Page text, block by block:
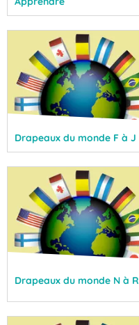
Drapeaux du monde F à J
Drapeaux du monde N à R